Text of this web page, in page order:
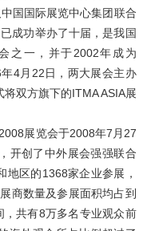
国国际展览中心集团联合
成功举办了十届，是我国
之一，并于2002年成为
4月22日，两大展会主办
双方旗下的ITMA ASIA展
展览会于2008年7月27
开创了中外展会强强联合
地区的1368家企业参展，
商数量及参展面积均占到
共有8万多名专业观众前